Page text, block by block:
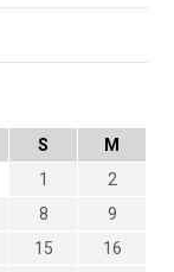
S
M
1
2
8
9
15 16